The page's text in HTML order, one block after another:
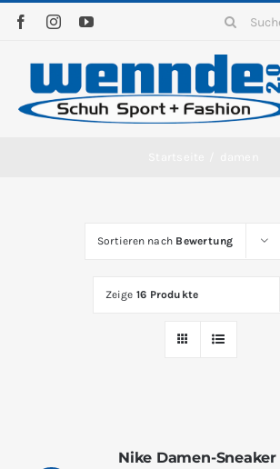
Zum
springen
Suche
Sortieren nach Bewertung
Zeige 16 Produkte
Nike Damen-Sneaker